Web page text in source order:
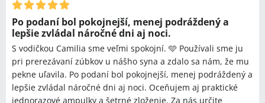
Po podaní bol pokojnejší, menej podráždený a
lepšie zvládal náročné dni aj noci.
S vodičkou Camilia sme veľmi spokojní. 🩵 Používali sme ju
pri prerezávaní zúbkov u nášho syna a zdalo sa nám, že mu
pekne uľavila. Po podaní bol pokojnejší, menej podráždený a
lepšie zvládal náročné dni aj noci. Oceňujem aj praktické
jednorazové ampulky a šetrné zloženie. Za nás určite